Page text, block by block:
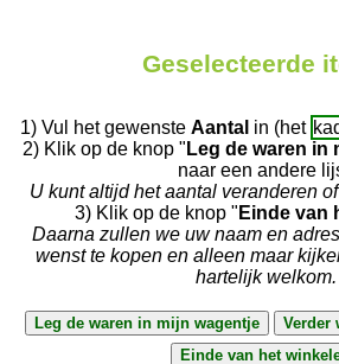
Geselecteerde
1) Vul het gewenste Aantal in (het
2) Klik op de knop " Leg de waren in
naar een andere
U kunt altijd het aantal veranderen
3) Klik op de knop " Einde van
Daarna zullen we uw naam en
wenst te kopen en alleen maar
hartelijk welkom.